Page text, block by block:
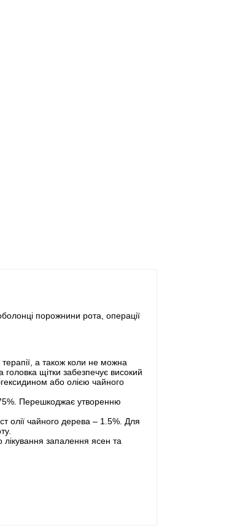
порожнини рота, операції
терапії, а також коли не можна
щітки забезпечує високий
або олією чайного
Перешкоджає утворенню
олії чайного дерева – 1.5%. Для
запалення ясен та